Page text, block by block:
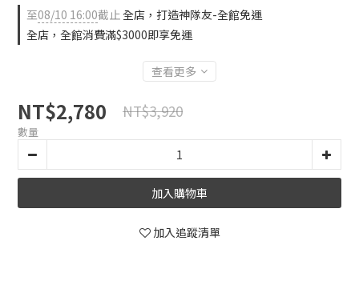
至08/10 16:00截止全店，打造神隊友-全館免運
全店，全館消費滿$3000即享免運
查看更多
NT$2,780 NT$3,920
數量
加入購物車
加入追蹤清單